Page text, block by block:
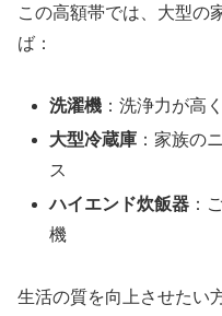
この高額帯では、大型の
ば：
洗濯機 ：洗浄力が高
大型冷蔵庫 ：家族の
ス
ハイエンド炊飯器 ：
機
生活の質を向上させたい